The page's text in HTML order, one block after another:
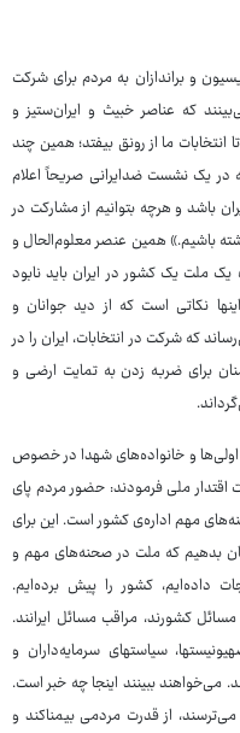
و براندازان به مردم برای شرکت
که عناصر خبیث و ایران‌ستیز و
ما از رونق بیفتد؛ همین چند
در یک نشست ضدایرانی صریحاً اعلام
باشد و هرچه بتوانیم از مشارکت در
باشیم.» همین عنصر معلوم‌الحال و
ملت یک کشور در ایران باید نابود
نکاتی است که از دید جوانان و
که شرکت در انتخابات، ایران را در
برای ضربه زدن به تمایت ارضی و
اولی‌ها و خانواده‌های شهدا در خصوص
اقتدار ملی فرمودند: حضور مردم پای
مهم اداره‌ی کشور است. این برای
بدهیم که ملت در صحنه‌های مهم و
داده‌ایم، کشور را پیش برده‌ایم.
کشورند، مراقب مسائل ایرانند.
سیاستهای سرمایه‌داران و
می‌خواهند ببینند اینجا چه خبر است.
از قدرت مردمی بیمناکند و